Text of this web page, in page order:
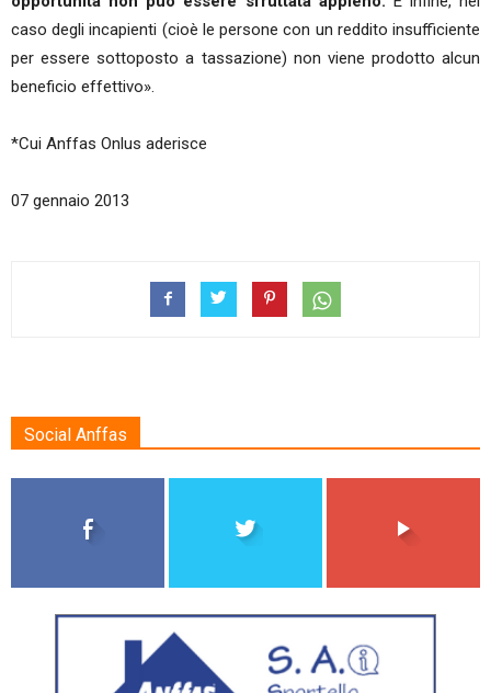
caso degli incapienti (cioè le persone con un reddito insufficiente
per essere sottoposto a tassazione) non viene prodotto alcun
beneficio effettivo».
*Cui Anffas Onlus aderisce
07 gennaio 2013
Social Anffas